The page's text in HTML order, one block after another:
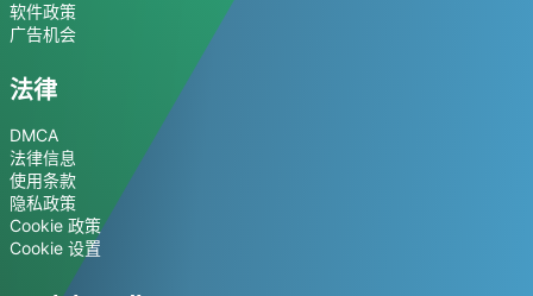
软件政策
广告机会
法律
DMCA
法律信息
使用条款
隐私政策
Cookie 政策
Cookie 设置